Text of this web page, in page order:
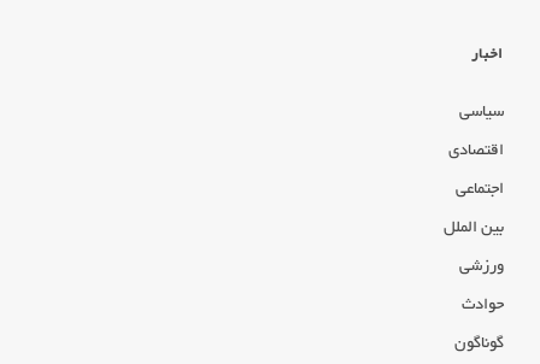
اخبار
سیاسی
اقتصادی
اجتماعی
بین الملل
ورزشی
حوادث
گوناگون